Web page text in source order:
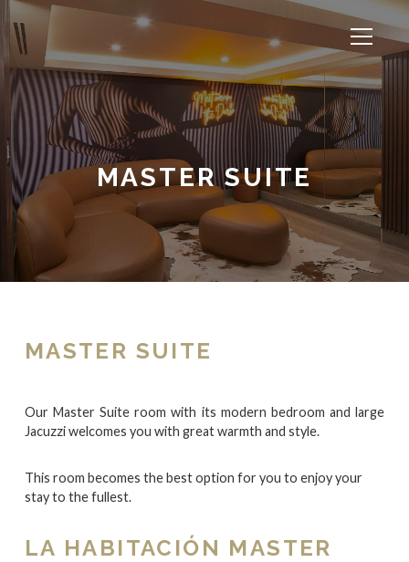
MASTER SUITE
MASTER SUITE
Our Master Suite room with its modern bedroom and large
Jacuzzi welcomes you with great warmth and style.
This room becomes the best option for you to enjoy your
stay to the fullest.
LA HABITACIÓN MASTER